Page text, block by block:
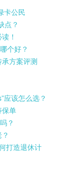
卡公民
点？
！
个好？
方案评测
应该怎么选？
单
？
打造退休计